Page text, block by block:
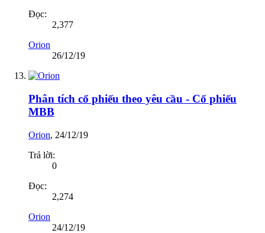
Đọc:
2,377
Orion
26/12/19
Phân tích cổ phiếu theo yêu cầu - Cổ phiếu
MBB
Orion, 24/12/19
Trả lời:
0
Đọc:
2,274
Orion
24/12/19